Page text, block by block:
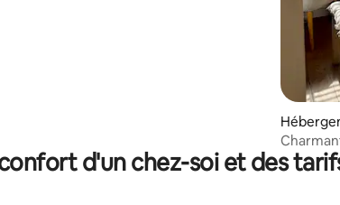
d'un chez-soi et des